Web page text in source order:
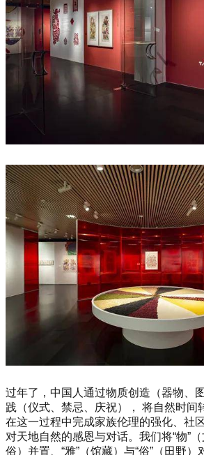
过年了，中国人通过物质创造（器物、
践（仪式、禁忌、庆祝）， 将自然时间
在这一过程中完成家族伦理的强化、社
对天地自然的感恩与对话。我们将“物”（
俗）并置、“雅”（馆藏）与“俗”（田野）